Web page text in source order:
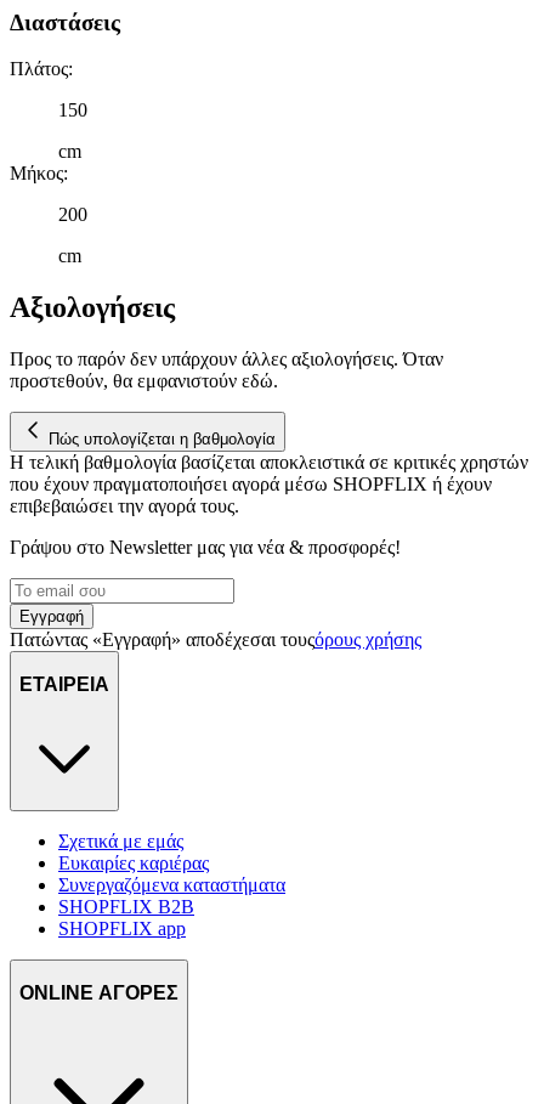
Διαστάσεις
Πλάτος:
150
cm
Μήκος:
200
cm
Αξιολογήσεις
Προς το παρόν δεν υπάρχουν άλλες αξιολογήσεις. Όταν
προστεθούν, θα εμφανιστούν εδώ.
Πώς υπολογίζεται η βαθμολογία
Η τελική βαθμολογία βασίζεται αποκλειστικά σε κριτικές χρηστών
που έχουν πραγματοποιήσει αγορά μέσω SHOPFLIX ή έχουν
επιβεβαιώσει την αγορά τους.
Γράψου στο Νewsletter μας για νέα & προσφορές!
Εγγραφή
Πατώντας «Εγγραφή» αποδέχεσαι τουςόρους χρήσης
ΕΤΑΙΡΕΙΑ
Σχετικά με εμάς
Ευκαιρίες καριέρας
Συνεργαζόμενα καταστήματα
SHOPFLIX B2B
SHOPFLIX app
ONLINE ΑΓΟΡΕΣ